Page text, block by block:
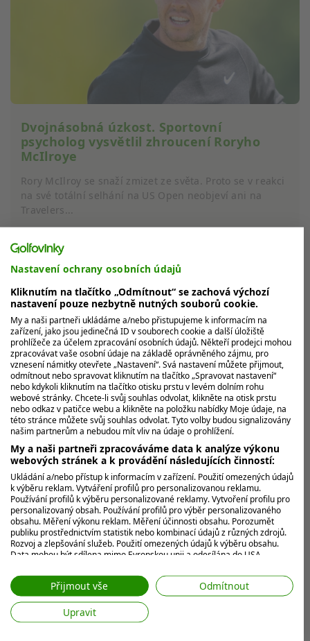
Dvojnásobná úzkost. Sportovní
psycholog vysvětlil zhroucení Roryho
McIlroye
Rory McIlroy se snaží zmizet ze světa. Proto se v reakci
na své totální selhání na US Open neobjeví ani na
Travelers...
MOHLO BY VÁS ZAJÍMAT
Nastavení ochrany osobních údajů
Kliknutím na tlačítko „Odmítnout“ se zachová výchozí
nastavení pouze nezbytně nutných souborů cookie.
My a naši partneři ukládáme a/nebo přistupujeme k informacím na
zařízení, jako jsou jedinečná ID v souborech cookie a další úložiště
prohlížeče za účelem zpracování osobních údajů. Někteří prodejci mohou
zpracovávat vaše osobní údaje na základě oprávněného zájmu, pro
vznesení námitky otevřete „Nastavení“. Svá nastavení můžete přijmout,
odmítnout nebo spravovat kliknutím na tlačítko „Spravovat nastavení“
nebo kdykoli kliknutím na tlačítko otisku prstu v levém dolním rohu
webové stránky. Chcete-li svůj souhlas odvolat, klikněte na otisk prstu
nebo odkaz v patičce webu a klikněte na položku nabídky Moje údaje, na
této stránce můžete svůj souhlas odvolat. Tyto volby budou signalizovány
našim partnerům a nebudou mít vliv na údaje o prohlížení.
My a naši partneři zpracováváme data k analýze výkonu
webových stránek a k provádění následujících činností:
Ukládání a/nebo přístup k informacím v zařízení. Použití omezených údajů
k výběru reklam. Vytváření profilů pro personalizovanou reklamu.
Používání profilů k výběru personalizované reklamy. Vytvoření profilu pro
personalizovaný obsah. Používání profilů pro výběr personalizovaného
obsahu. Měření výkonu reklam. Měření účinnosti obsahu. Porozumět
publiku prostřednictvím statistik nebo kombinací údajů z různých zdrojů.
Rozvoj a zlepšování služeb. Použití omezených údajů k výběru obsahu.
Data mohou být sdílena mimo Evropskou unii a odesílána do USA.
web/aplikaci.
Zobrazit seznam partnerů (7 Prodejci IAB)
Vaše údaje používáme pro následující účely:
Přijmout vše
Odmítnout
Upravit